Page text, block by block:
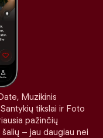
Muzikinis
tikslai ir Foto
pažinčių
– jau daugiau nei